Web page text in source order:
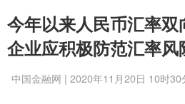
今年以来人民币汇率
企业应积极防范汇率风
中国金融网 | 2020年11月20日 10时30